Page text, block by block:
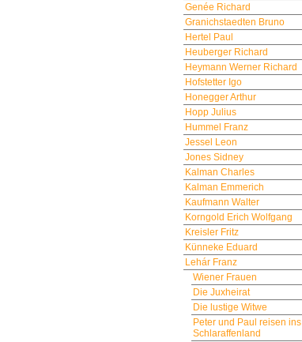
Genée Richard
Granichstaedten Bruno
Hertel Paul
Heuberger Richard
Heymann Werner Richard
Hofstetter Igo
Honegger Arthur
Hopp Julius
Hummel Franz
Jessel Leon
Jones Sidney
Kalman Charles
Kalman Emmerich
Kaufmann Walter
Korngold Erich Wolfgang
Kreisler Fritz
Künneke Eduard
Lehár Franz
Wiener Frauen
Die Juxheirat
Die lustige Witwe
Peter und Paul reisen ins
Schlaraffenland